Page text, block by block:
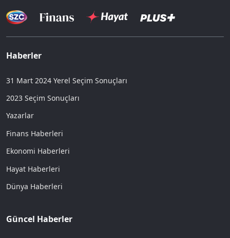
Haberler
31 Mart 2024 Yerel Seçim Sonuçları
2023 Seçim Sonuçları
Yazarlar
Finans Haberleri
Ekonomi Haberleri
Hayat Haberleri
Dünya Haberleri
Güncel Haberler